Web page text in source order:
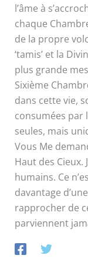
l’âme à
chaque
de la propre
‘tamis’ et la
plus grande
Sixième
dans cette vie,
consumées par
seules, mais
Vous Me
Haut des Cieux.
humains. Ce
davantage
rapprocher de
parviennent